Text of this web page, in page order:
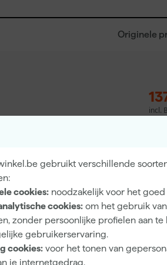
gebruikt verschillende
cookies: noodzakelijk voor het
cookies: om het gebruik
zonder persoonlijke profielen aan
gebruikerservaring.
cookies: voor het tonen van
je internetgedrag.
Originele
incl.
hoogwaardig accessoire in huis dat
en vloeren. Dankzij de